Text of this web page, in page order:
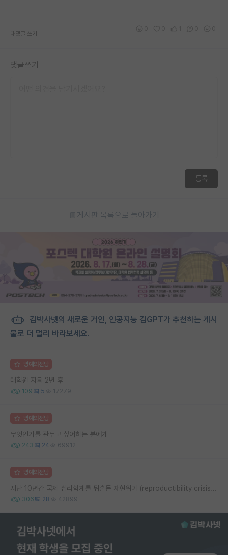
대댓글 쓰기
댓글쓰기
등록
게시판 목록으로 돌아가기
김박사넷의 새로운 거인, 인공지능 김GPT가 추천하는 게시
물로 더 멀리 바라보세요.
명예의전당
대학원 자퇴 2년 후
109 5 17279
명예의전당
무엇인가를 관두고 싶어하는 분에게
243 24 69912
명예의전당
지난 10년간 국제 심리학계를 뒤흔든 재현위기 (reproductibility crisis) 요약 (1편)
306 28 42899